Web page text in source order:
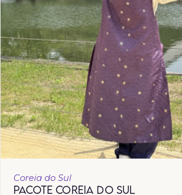
Coreia do Sul
PACOTE COREIA DO SUL